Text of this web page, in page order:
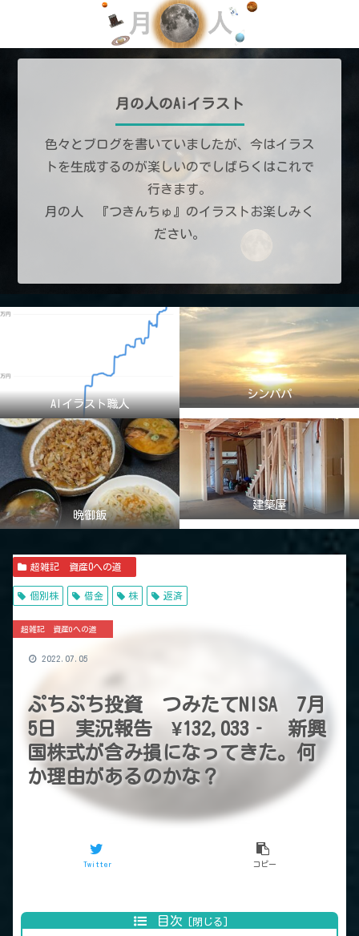
月の人のAiイラスト
色々とブログを書いていましたが、今はイラス
トを生成するのが楽しいのでしばらくはこれで
行きます。
月の人 『つきんちゅ』のイラストお楽しみく
ださい。
AIイラスト職人
シンパパ
晩御飯
建築屋
超雑記 資産0への道
個別株 借金 株 返済
ぷちぷち投資 つみたてNISA 7月
5日 実況報告 ¥132,033‐ 新興
国株式が含み損になってきた。何
か理由があるのかな？
超雑記 資産0への道
Twitter コピー
2022.07.05
目次